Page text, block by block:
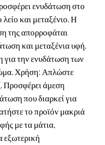
ενυδάτωση στο
και μεταξένιο. Η
της απορροφάται
και μεταξένια υφή.
για την ενυδάτωση των
Χρήση: Απλώστε
Προσφέρει άμεση
που διαρκεί για
το προϊόν μακριά
με τα μάτια,
εξωτερική